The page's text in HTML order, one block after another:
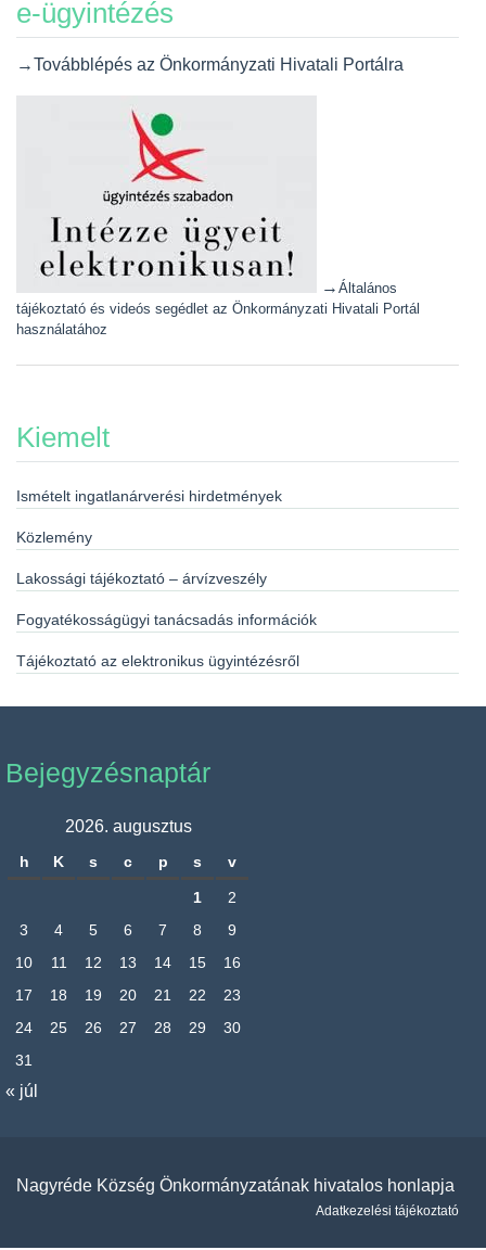
e-ügyintézés
→Továbblépés az Önkormányzati Hivatali Portálra
→ Általános
tájékoztató és videós segédlet az Önkormányzati Hivatali Portál
használatához
Kiemelt
Ismételt ingatlanárverési hirdetmények
Közlemény
Lakossági tájékoztató – árvízveszély
Fogyatékosságügyi tanácsadás információk
Tájékoztató az elektronikus ügyintézésről
Bejegyzésnaptár
2026. augusztus
h K s c p s v
1
2
3
4 5 6 7 8
9
10
11 12 13 14 15
16
17
18 19 20 21 22
23
24
25 26 27 28 29
30
31
« júl
Nagyréde Község Önkormányzatának hivatalos honlapja
Adatkezelési tájékoztató